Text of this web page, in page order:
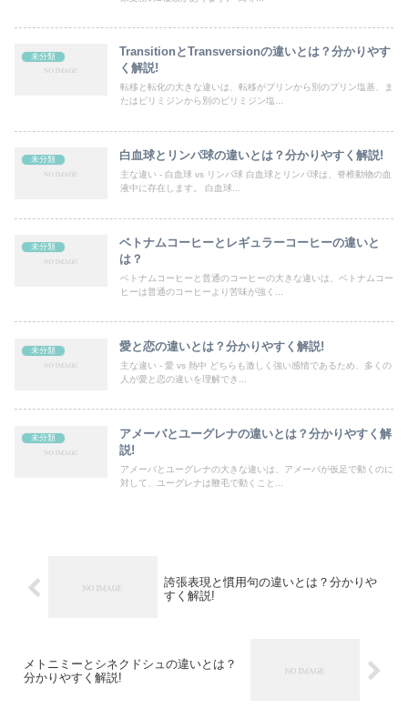
未分類
TransitionとTransversionの違いとは？分かりやす
く解説!
転移と転化の大きな違いは、転移がプリンから別のプリン塩基、ま
たはピリミジンから別のピリミジン塩...
未分類 白血球とリンパ球の違いとは？分かりやすく解説!
主な違い - 白血球 vs リンパ球 白血球とリンパ球は、脊椎動物の血
液中に存在します。 白血球...
未分類
ベトナムコーヒーとレギュラーコーヒーの違いと
は？
ベトナムコーヒーと普通のコーヒーの大きな違いは、ベトナムコー
ヒーは普通のコーヒーより苦味が強く...
未分類 愛と恋の違いとは？分かりやすく解説!
主な違い - 愛 vs 熱中 どちらも激しく強い感情であるため、多くの
人が愛と恋の違いを理解でき...
未分類
アメーバとユーグレナの違いとは？分かりやすく解
説!
アメーバとユーグレナの大きな違いは、アメーバが仮足で動くのに
対して、ユーグレナは鞭毛で動くこと...
誇張表現と慣用句の違いとは？分かりや
すく解説!
メトニミーとシネクドシュの違いとは？
分かりやすく解説!